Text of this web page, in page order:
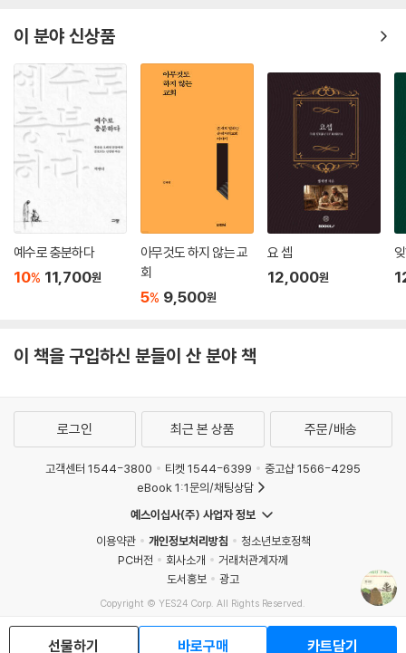
었다. 이제 우리의 소명은 단순히 우리 자신만을 위해 사는 것이 아니라 하
의 일은 사람들이 자신만을 위해 사는 것이 아니라 하나님을 위해 살게 만
드는 것이라는 소식이었다.
--- p.122
하나님의 최종 목표는 우리를 그분께로 더 가까이 이끄시는 것이다. 반면
에 사탄의 최종 목표는 고난을 이용해 우리를 하나님에게서 떼어 놓는 것
이다. 브룩스는 또 이렇게 말한다. “사탄이 욥에게 온갖 고통을 가하며 노
렸던 것은 욥을 거지로 만드는 것이 아니라, 하나님을 모독하는 자로 만드
는 것이었다.”
--- p.145
은 건 없다. 오직 슈퍼 구주만 계실 뿐이다. 아무도 시험에서 완전히 자유로
삶이다. 우리가 아무리 성장한다고 해도 하나님이 필요하다. 가끔 겪는 패
배는 굴욕적이기는 하지만 우리가 하나님께 철저히 의지한다는 사실을 상
기시켜 주는 좋은 도구가 될 수 있다. 죄와의 싸움은 인간의 안타까운 현실
이지만, 우리가 하나님 없이 혼자 할 수 있다고 생각하면 분명 그러려 들 것
이다. 하나님의 도우심이 필요하다는 사실을 깨닫지 못하면 결국 우리는
실질적인 무신론에 빠져들 것이다.
하나님이 그분의 일을 완성하시도록 내가 그리스도 안에서 ‘항상’ 충성스
부족한 내게 맡겨 주신 지혜가 나의 부족함 때문에 퇴색될까 얼마나 걱정
서 우리의 전진을 막는 열두 가지 거짓말을 해체해야 한다고 강조한다. 이
책을 강력하게 추천한다!
- 시앙양 탄(Siang-Yang Tan) (풀러신학교(Fuller Theological Semina
ry) 임상심리학 수석 교수)
이 책은 통찰력 넘치고 실천적이며, 때로는 충격적일 정도로 시대의 흐름
을 거스른다. 교묘한 영적 의도들이 우리 삶을 오염시키려 하는 이 시대에
꼭 필요한 새로운 진리로 가득하다. 게리 토머스는 깊이 있는 신학을 쉬운
언어로 풀어 우리를 거짓 내러티브에서 건져 내고, 예수의 능력으로 거듭
난 자들을 향한 하나님의 비전으로 나아가는 여정에 동참시킨다.
- 케빈 하니 (목사, 오가닉아웃리치인터내셔널(Organic Outreach Internati
onal) 설립자이자 대표)
충실하게 성경을 연구하며 배운 것을 다른 이들과 나누고자 하는 갈망으로
글을 쓴다. 이 책은 우리가 자주 듣고 너무도 쉽게 진실로 받아들인 진부한
선포하고 모두가 당연히 여기는 것에 도전하기를 주저하지 않는다. 그러면
서도 언제나 겸손과 긍휼의 태도를 잃지 않는다. 이 책은 그리스도를 섬기
음을 혼란스럽게 하는 것들을 걷어 내고, 하나님과의 더 깊은 친밀함으로
되어 준다. 사려 깊고 성경적 근거가 확실한 이 연구서를 강력히 추천한다.
- 로버트 슬로안(Robert Sloan) (휴스턴크리스천대학교(Houston Christia
이 분야 신상품
예수로 충분하다
10% 11,700원
아무것도 하지 않는 교
회
5% 9,500원
요 셉
12,000원
이 책을 구입하신 분들이 산 분야 책
선물하기 바로구매 카트담기
로그인 최근 본 상품 주문/배송
고객센터 1544-3800 티켓 1544-6399
중고샵 1566-4295
eBook 1:1문의/채팅상담
예스이십사(주) 사업자 정보
이용약관
개인정보처리방침
청소년보호정책
PC버전
회사소개
거래처관계자께
도서홍보
광고
Copyright © YES24 Corp. All Rights Reserved.